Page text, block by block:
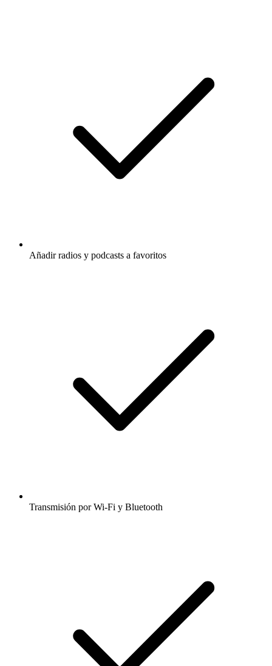
Añadir radios y podcasts a favoritos
Transmisión por Wi-Fi y Bluetooth